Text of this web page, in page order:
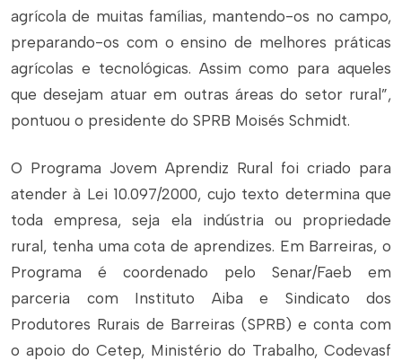
agrícola de muitas famílias, mantendo-os no campo,
preparando-os com o ensino de melhores práticas
agrícolas e tecnológicas. Assim como para aqueles
que desejam atuar em outras áreas do setor rural”,
pontuou o presidente do SPRB Moisés Schmidt.
O Programa Jovem Aprendiz Rural foi criado para
atender à Lei 10.097/2000, cujo texto determina que
toda empresa, seja ela indústria ou propriedade
rural, tenha uma cota de aprendizes. Em Barreiras, o
Programa é coordenado pelo Senar/Faeb em
parceria com Instituto Aiba e Sindicato dos
Produtores Rurais de Barreiras (SPRB) e conta com
o apoio do Cetep, Ministério do Trabalho, Codevasf